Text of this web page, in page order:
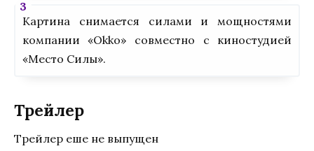
Картина снимается силами и мощностями
компании «Оkkо» совместно с киностудией
«Место Силы».
Трейлер
Трейлер еше не выпущен